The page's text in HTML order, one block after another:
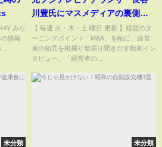
みな
情報
川豊氏にマスメディアの裏側を
聞いてみた【番外編】｜vol.347
【 毎週 火・木・土 曜日 更新 】経営のタ
ーニングポイント「M&A」を軸に、経営
者の知見を根掘り葉掘り聞きだす動画イン
タビュー。「経営者の...
未分類 未分類